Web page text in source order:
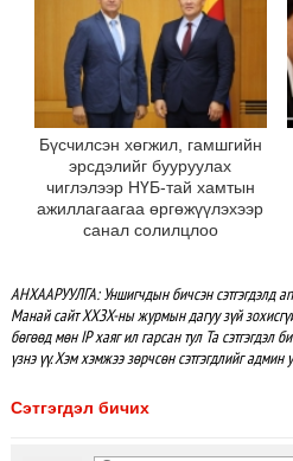
Бүсчилсэн хөгжил, гамшгийн
эрсдэлийг бууруулах
чиглэлээр НҮБ-тай хамтын
ажиллагаагаа өргөжүүлэхээр
санал солилцлоо
АНХААРУУЛГА: Уншигчдын бичсэн сэтгэгдэлд
Манай сайт ХХЗХ-ны журмын дагуу зүй
бөгөөд мөн IP хаяг ил гарсан тул Та сэтгэгдэл
үзнэ үү. Хэм хэмжээ зөрчсөн сэтгэгдлийг админ
Сэтгэгдэл бичих